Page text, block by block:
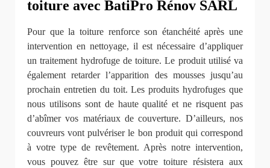
toiture avec BatiPro Rénov SARL
Pour que la toiture renforce son étanchéité après une
intervention en nettoyage, il est nécessaire d’appliquer
un traitement hydrofuge de toiture. Le produit utilisé va
également retarder l’apparition des mousses jusqu’au
prochain entretien du toit. Les produits hydrofuges que
nous utilisons sont de haute qualité et ne risquent pas
d’abîmer vos matériaux de couverture. D’ailleurs, nos
couvreurs vont pulvériser le bon produit qui correspond
à votre type de revêtement. Après notre intervention,
vous pouvez être sur que votre toiture résistera aux